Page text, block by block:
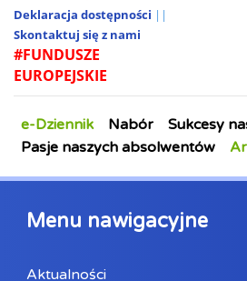
Deklaracja dostępności ||
Skontaktuj się z nami
#FUNDUSZE
EUROPEJSKIE
e-Dziennik Nabór
Sukcesy
Pasje naszych absolwentów
Menu nawigacyjne
Aktualności